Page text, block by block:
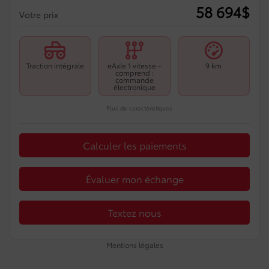
Votre prix
58 694$
Traction intégrale eAxle 1 vitesse -
comprend :
commande
électronique
9 km
Plus de caractéristiques
Calculer les paiements
Évaluer mon échange
Textez nous
Mentions légales